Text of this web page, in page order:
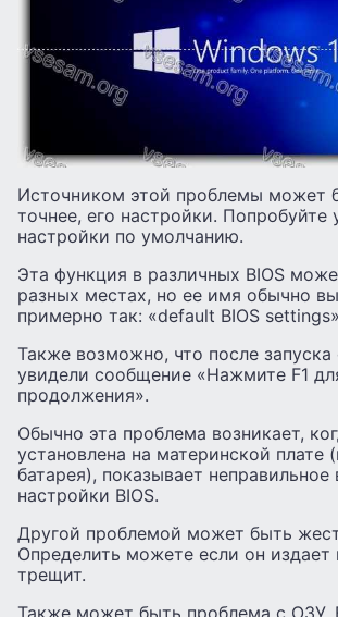
Источником этой проблемы может
точнее, его настройки. Попробуйте
настройки по умолчанию.
Эта функция в различных BIOS
разных местах, но ее имя обычно
примерно так: «default BIOS
Также возможно, что после
увидели сообщение «Нажмите F1
продолжения».
Обычно эта проблема возникает,
установлена на материнской плате
батарея), показывает
настройки BIOS.
Другой проблемой может быть
Определить можете если он издает
трещит.
Также может быть проблема с ОЗУ.